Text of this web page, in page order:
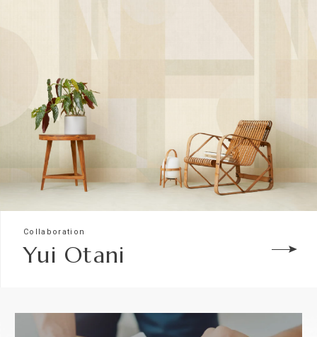
Collaboration
Yui Otani